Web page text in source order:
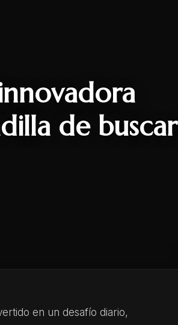
de buscar
en un desafío diario,